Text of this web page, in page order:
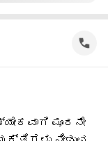
ಮೂರನೇ